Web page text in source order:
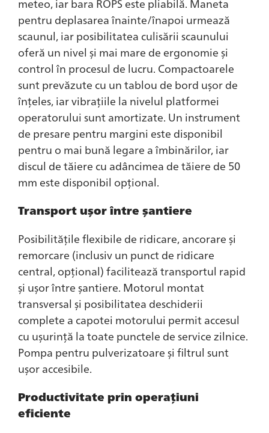
meteo, iar bara ROPS este pliabilă. Maneta
pentru deplasarea înainte/înapoi urmează
scaunul, iar posibilitatea culisării scaunului
oferă un nivel și mai mare de ergonomie și
control în procesul de lucru. Compactoarele
sunt prevăzute cu un tablou de bord ușor de
înțeles, iar vibrațiile la nivelul platformei
operatorului sunt amortizate. Un instrument
de presare pentru margini este disponibil
pentru o mai bună legare a îmbinărilor, iar
discul de tăiere cu adâncimea de tăiere de 50
mm este disponibil opțional.
Transport ușor între șantiere
Posibilitățile flexibile de ridicare, ancorare și
remorcare (inclusiv un punct de ridicare
central, opțional) facilitează transportul rapid
și ușor între șantiere. Motorul montat
transversal și posibilitatea deschiderii
complete a capotei motorului permit accesul
cu ușurință la toate punctele de service zilnice.
Pompa pentru pulverizatoare și filtrul sunt
ușor accesibile.
Productivitate prin operațiuni
eficiente